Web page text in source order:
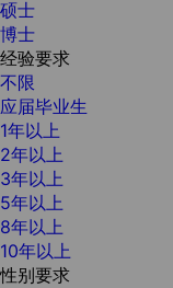
硕士
博士
经验要求
不限
应届毕业生
1年以上
2年以上
3年以上
5年以上
8年以上
10年以上
性别要求